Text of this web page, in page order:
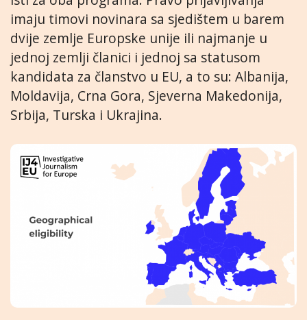
imaju timovi novinara sa sjedištem u barem
dvije zemlje Europske unije ili najmanje u
jednoj zemlji članici i jednoj sa statusom
kandidata za članstvo u EU, a to su: Albanija,
Moldavija, Crna Gora, Sjeverna Makedonija,
Srbija, Turska i Ukrajina.